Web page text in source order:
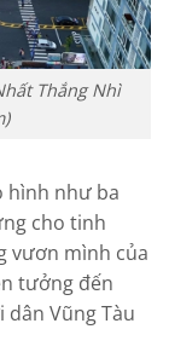
Thắng Nhì
hình như ba
cho tinh
vươn mình của
tưởng đến
Vũng Tàu